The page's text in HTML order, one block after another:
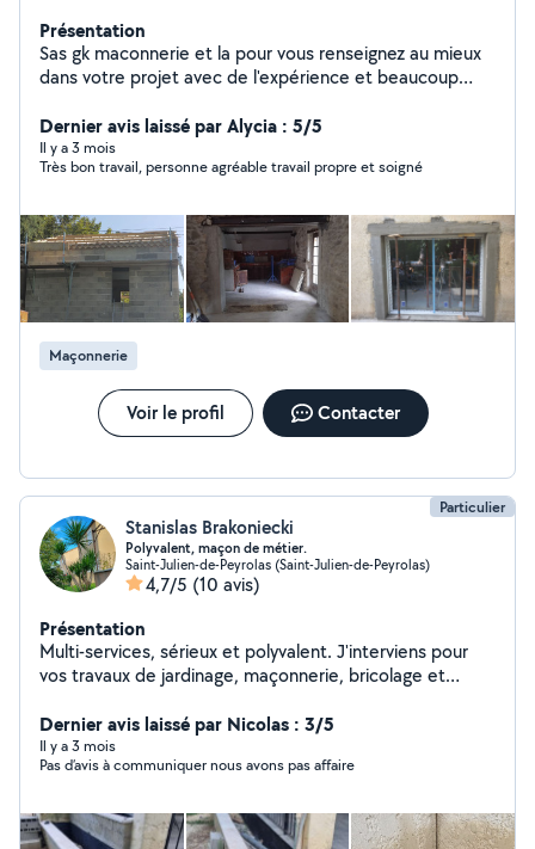
Présentation
Sas gk maconnerie et la pour vous renseignez au mieux
dans votre projet avec de l'expérience et beaucoup
Dernier avis laissé par Alycia : 5/5
Il y a 3 mois
Très bon travail, personne agréable travail propre et soigné
Maçonnerie
Voir le profil Contacter
Particulier
Stanislas Brakoniecki
Polyvalent, maçon de métier.
Saint-Julien-de-Peyrolas (Saint-Julien-de-Peyrolas)
4,7/5 (10 avis)
Présentation
Multi-services, sérieux et polyvalent. J'interviens pour
vos travaux de jardinage, maçonnerie, bricolage et
satisfaction client avant tout.
Dernier avis laissé par Nicolas : 3/5
Il y a 3 mois
Pas d’avis à communiquer nous avons pas affaire